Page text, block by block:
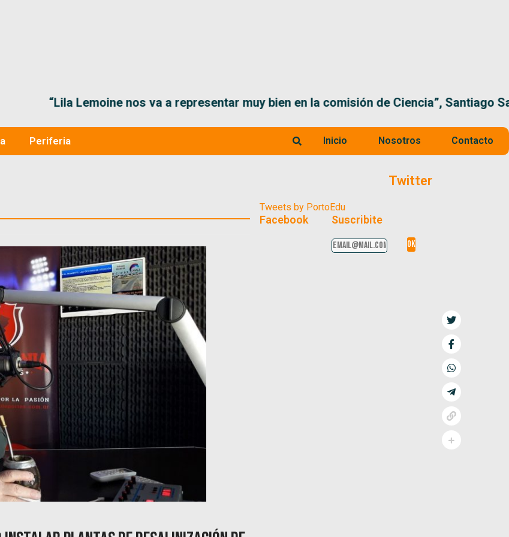
Lemoine nos va a representar muy bien en la comisión de Ciencia”, Santiago Santurio
Periferia Inicio Nosotros Contacto
Twitter
Tweets by PortoEdu
Facebook Suscribite